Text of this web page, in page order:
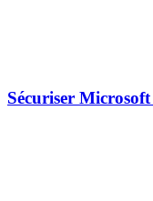
Sécuriser